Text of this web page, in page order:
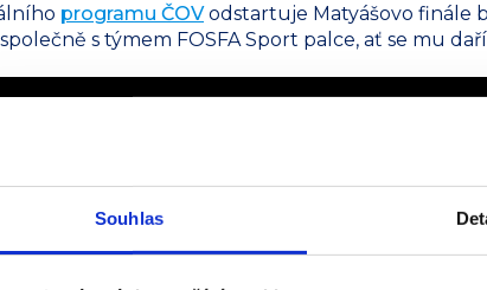
Souhlas
programu ČOVodstartuje Matyášovo finále
s týmem FOSFA Sport palce, ať se mu